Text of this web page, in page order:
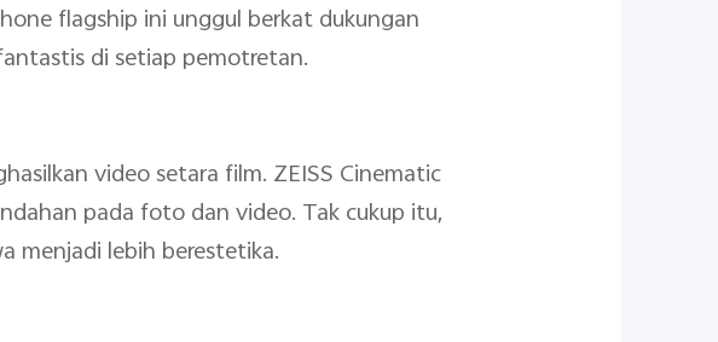
flagship ini unggul berkat dukungan
di setiap pemotretan.
video setara film. ZEISS Cinematic
pada foto dan video. Tak cukup itu,
menjadi lebih berestetika.